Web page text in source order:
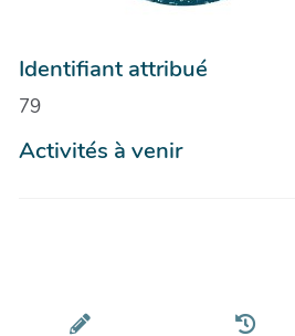
Identifiant attribué
79
Activités à venir